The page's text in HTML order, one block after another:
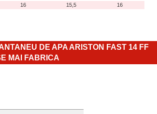
16 15,5 16
DE APA ARISTON FAST 14 FF
MAI FABRICA